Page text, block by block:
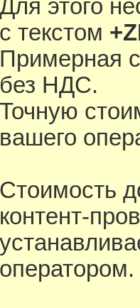
Для этого
с текстом
Примерная
без НДС.
Точную
вашего
Стоимость
контент-
оператором.